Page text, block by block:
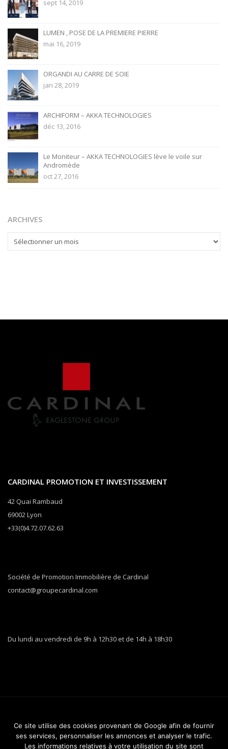
sept 14, 2019
LUMEN , POSE DE LA PREMIERE PIERRE
mai 16, 2019
ORGANDI AU CARRE DE SOIE
jan 28, 2019
ARCHIFORM – AKKA TECHNOLOGIES
déc 13, 2016
Le Moniteur – AKKA TECHNOLOGIES lève le voile sur
Andromède
oct 27, 2016
ARCHIVES
ARCHIVES
CARDINAL PROMOTION ET INVESTISSEMENT
42 Quai Rambaud
69002 Lyon
+33(0)4.72.07.62.63
Société de Promotion Immobilière de Cardinal
contact@groupecardinal.com
Du lundi au vendredi de 9h à 12h30 et de 14h à 18h30
©2016-2024Cardinal Promotion|MENTIONS LEGALES
GESTION COOKIES|
Ce site utilise des cookies provenant de Google afin de fournir
ses services, personnaliser les annonces et analyser le trafic.
Les informations relatives à votre utilisation du site sont